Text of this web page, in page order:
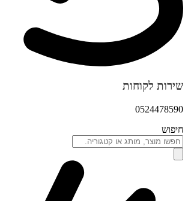
שירות לקוחות
0524478590
חיפוש